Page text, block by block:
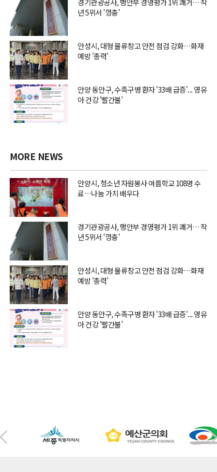
년 5위서 '껑충'
안성시, 대형 물류창고 안전 점검 강화…화재
예방 '총력'
안양 동안구, 수족구병 환자 '33배 급증'... 영유
아 건강 '빨간불'
MORE NEWS
안양시, 청소년 자원봉사 여름학교 108명 수
료…나눔 가치 배우다
경기관광공사, 행안부 경영평가 1위 쾌거… 작
년 5위서 '껑충'
안성시, 대형 물류창고 안전 점검 강화…화재
예방 '총력'
안양 동안구, 수족구병 환자 '33배 급증'... 영유
아 건강 '빨간불'